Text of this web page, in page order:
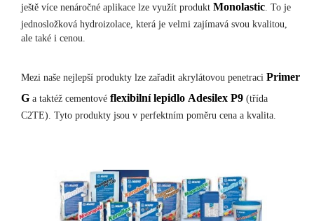
ještě více nenáročné aplikace lze využít produkt Monolastic. To je
jednosložková hydroizolace, která je velmi zajímavá svou kvalitou,
ale také i cenou.
Mezi naše nejlepší produkty lze zařadit akrylátovou penetraci Primer
G a taktéž cementové flexibilní lepidlo Adesilex P9 (třída
C2TE). Tyto produkty jsou v perfektním poměru cena a kvalita.